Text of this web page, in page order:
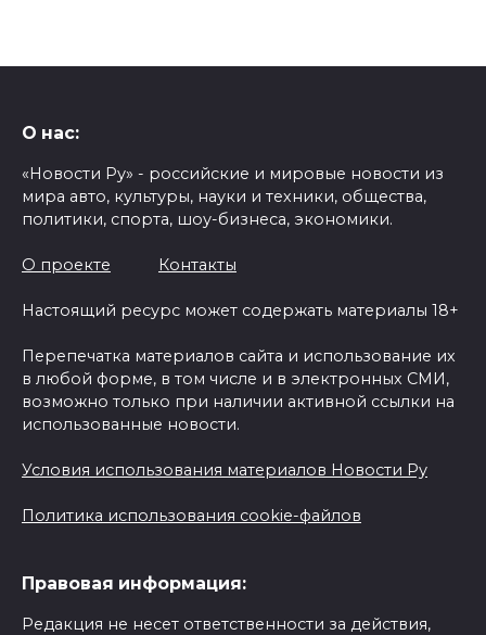
О нас:
«Новости Ру» - российские и мировые новости из
мира авто, культуры, науки и техники, общества,
политики, спорта, шоу-бизнеса, экономики.
О проекте Контакты
Настоящий ресурс может содержать материалы 18+
Перепечатка материалов сайта и использование их
в любой форме, в том числе и в электронных СМИ,
возможно только при наличии активной ссылки на
использованные новости.
Условия использования материалов Новости Ру
Политика использования cookie-файлов
Правовая информация:
Редакция не несет ответственности за действия,